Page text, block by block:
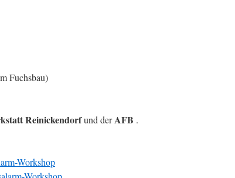
Fuchsbau)
Reinickendorfund derAFB .
Workshop